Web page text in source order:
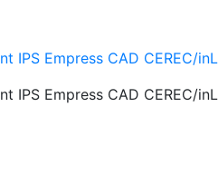
IPS Empress CAD CEREC/
IPS Empress CAD CEREC/